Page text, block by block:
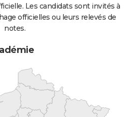
Les candidats sont invités à
officielles ou leurs relevés de
notes.